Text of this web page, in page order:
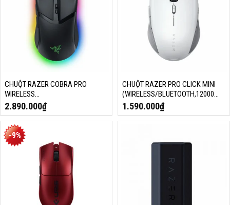
CHUỘT RAZER COBRA PRO
WIRELESS
(WIRELESS/BLUETOOTH/CÓ DÂY,
30000 DPI, RGB, RZ01-04660100-
R3A1)
2.890.000₫
CHUỘT RAZER PRO CLICK MINI
(WIRELESS/BLUETOOTH,12000
DPI, RZ01-03990100-R3A1)
1.590.000₫
-9%